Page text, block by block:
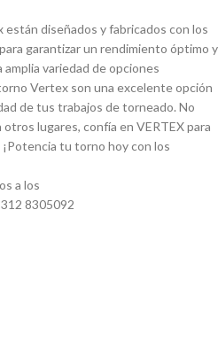
diseñados y fabricados con los
garantizar un rendimiento óptimo y
amplia variedad de opciones
Vertex son una excelente opción
de tus trabajos de torneado. No
lugares, confí­a en VERTEX para
tu torno hoy con los
a los
8305092